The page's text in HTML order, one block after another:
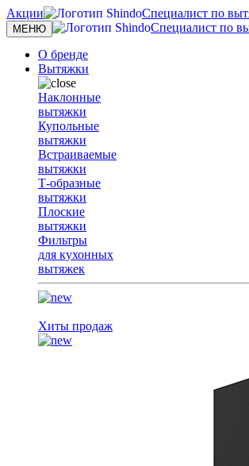
Акции
Специалист по
Toggle
navigation
МЕНЮ
Специалист по
О бренде
Вытяжки
Наклонные
вытяжки
Купольные
вытяжки
Встраиваемые
вытяжки
Т-образные
вытяжки
Плоские
вытяжки
Фильтры
для кухонных
вытяжек
Хиты продаж